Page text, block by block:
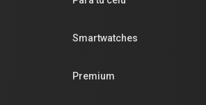
Smartwatches
Premium